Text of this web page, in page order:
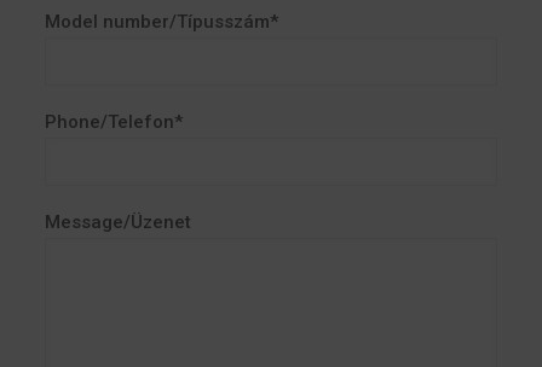
Model number/Típusszám*
Phone/Telefon*
Message/Üzenet